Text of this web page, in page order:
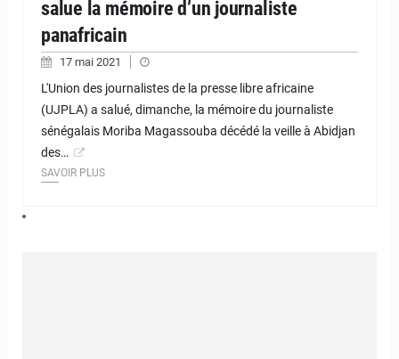
salue la mémoire d’un journaliste
panafricain
17 mai 2021
L'Union des journalistes de la presse libre africaine
(UJPLA) a salué, dimanche, la mémoire du journaliste
sénégalais Moriba Magassouba décédé la veille à Abidjan
des…
SAVOIR PLUS